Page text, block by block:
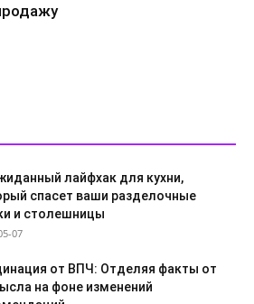
лайфхак для кухни,
спасет ваши разделочные
и столешницы
07
от ВПЧ: Отделяя факты от
на фоне изменений